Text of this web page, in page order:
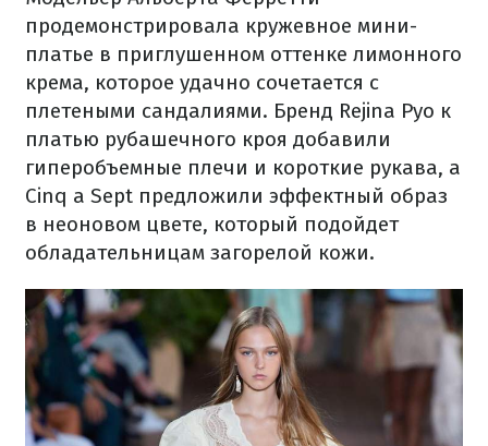
продемонстрировала кружевное мини-
платье в приглушенном оттенке лимонного
крема, которое удачно сочетается с
плетеными сандалиями. Бренд Rejina Pyo к
платью рубашечного кроя добавили
гиперобъемные плечи и короткие рукава, а
Cinq a Sept предложили эффектный образ
в неоновом цвете, который подойдет
обладательницам загорелой кожи.